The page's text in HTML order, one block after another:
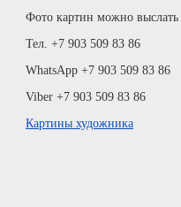
Фото картин можно выслать
Тел. +7 903 509 83 86
WhatsApp +7 903 509 83 86
Viber +7 903 509 83 86
Картины художника